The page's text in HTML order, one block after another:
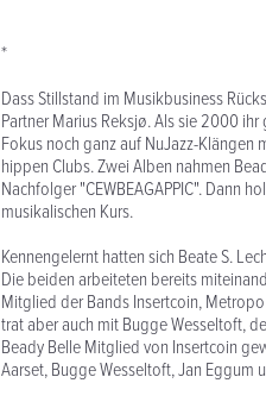
*
Dass Stillstand im Musikbusiness
Partner Marius Reksjø. Als sie 2000
Fokus noch ganz auf NuJazz-Klängen
hippen Clubs. Zwei Alben nahmen
Nachfolger "CEWBEAGAPPIC". Dann
musikalischen Kurs.
Kennengelernt hatten sich Beate S.
Die beiden arbeiteten bereits
Mitglied der Bands Insertcoin,
trat aber auch mit Bugge Wesseltoft,
Beady Belle Mitglied von Insertcoin
Aarset, Bugge Wesseltoft, Jan Eggum